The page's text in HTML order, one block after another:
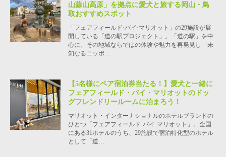
山蒜山高原」を拠点に愛犬と旅する岡山・鳥
取おすすめスポット
「フェアフィールド·バイ·マリオット」の29施設が展
開している「道の駅プロジェクト」。「道の駅」を中
心に、その地域ならではの体験や魅力を再発見し「未
知なるニッポ…
【5名様にペア宿泊券当たる！】愛犬と一緒に
フェアフィールド・バイ・マリオットのドッ
グフレンドリールームに泊まろう！
マリオット・インターナショナルのホテルブランドの
ひとつ「フェアフィールド·バイ·マリオット」。全国
にある31ホテルのうち、29施設で宿泊特化型のホテル
として「道…